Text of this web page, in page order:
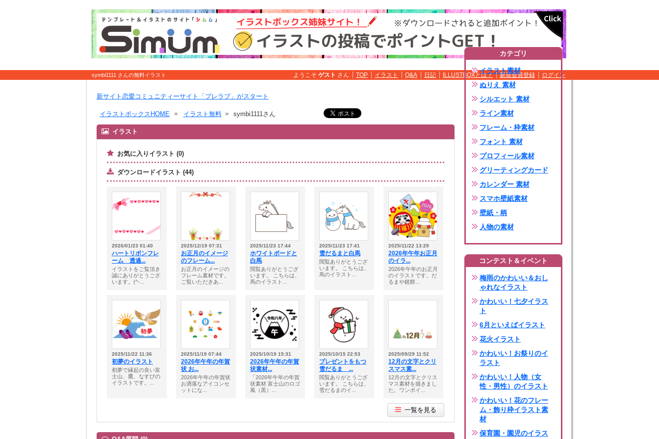
symbi1111 さんの無料イラスト ようこそ ゲスト さん TOP イラスト Q&A 日記 ILLUSTBOXとは？ 新規会員登録 ログイン
新サイト恋愛コミュニティーサイト「ブレラブ」がスタート
イラストボックスHOME イラスト無料 symbi1111さん
イラスト
お気に入りイラスト (0)
ダウンロードイラスト (44)
2026/01/23 01:40
ハートリボンフレ
ーム 透過...
イラストをご覧頂き
誠にありがとうござ
います。(^-...
2025/12/19 07:31
お正月のイメージ
のフレーム...
お正月のイメージの
フレーム素材です。
ご覧いただきあ...
2025/11/23 17:44
ホワイトボードと
白馬
閲覧ありがとうござ
います。 こちらは、
馬のイラスト...
2025/11/23 17:41
雪だるまと白馬
閲覧ありがとうござ
います。 こちらは、
馬のイラスト...
2025/11/22 13:29
2026年午年お正月
のイラ...
2026年午年のお正月
のイラストです。だ
るまや鏡餅...
2025/11/22 11:36
初夢のイラスト
初夢で縁起の良い富
士山、鷹、なすびの
イラストです。...
2025/11/19 07:44
2026年午年の年賀
状 お...
2026年午年の年賀状
お洒落なアイコンセ
ットにな...
2025/10/19 15:31
2026年午年の年賀
状素材...
「2026年午年の年賀
状素材 富士山のロゴ
風（黒）...
2025/10/15 22:53
プレゼントをもつ
雪だるま ...
閲覧ありがとうござ
います。 こちらは、
雪だるまのイ...
2025/09/29 11:52
12月の文字とクリ
スマス素...
12月の文字とクリス
マス素材を描きまし
た。ワンポイ...
一覧を見る
カテゴリ
イラスト素材
ぬりえ 素材
シルエット 素材
ライン素材
フレーム・枠素材
フォント 素材
プロフィール素材
グリーティングカード
カレンダー 素材
スマホ壁紙素材
壁紙・柄
人物の素材
コンテスト＆イベント
梅雨のかわいい＆おし
ゃれなイラスト
かわいい！七夕イラス
ト
6月といえばイラスト
花火イラスト
かわいい！お祭りのイ
ラスト
かわいい！人物（女
性・男性）のイラスト
かわいい！花のフレー
ム・飾り枠イラスト素
材
保育園・園児のイラス